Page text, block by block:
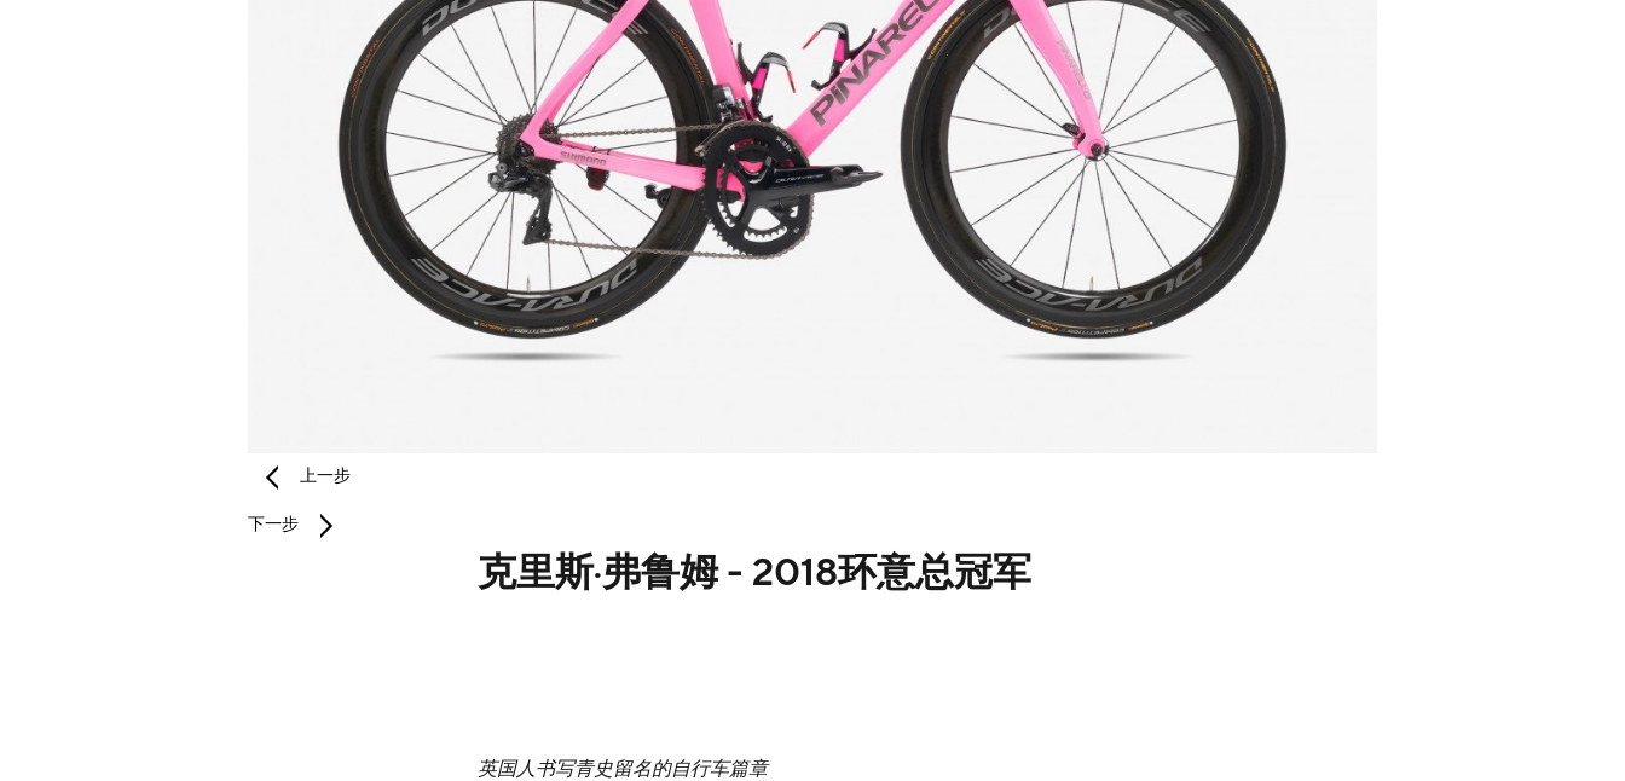
上一步
下一步
克里斯·弗鲁姆 - 2018环意总冠军
英国人书写青史留名的自行车篇章